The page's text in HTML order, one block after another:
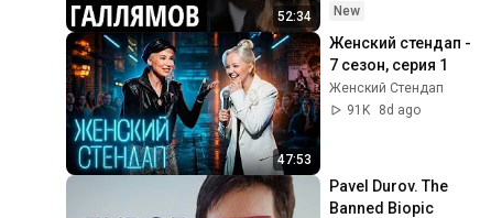
52:34
перемирие,
New
47:53
Женский стендап -
7 сезон, серия 1
Женский Стендап
91K
8d ago
Pavel Durov. The
Banned Biopic